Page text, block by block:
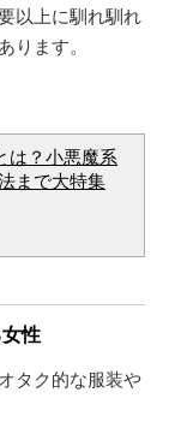
以上に馴れ馴れ
ります。
は？小悪魔系
まで大特集
性
タク的な服装や